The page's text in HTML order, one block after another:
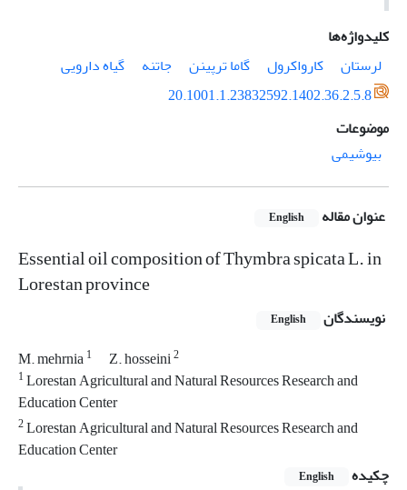
کلیدواژه‌ها
لرستان
کارواکرول گاما ترپینن جاتنه
گیاه دارویی
20.1001.1.23832592.1402.36.2.5.8
موضوعات
بیوشیمی
عنوان مقاله English
Essential oil composition of Thymbra spicata L. in
Lorestan province
نویسندگان English
M. mehrnia1 Z. hosseini2
1Lorestan Agricultural and Natural Resources Research and
Education Center
2Lorestan Agricultural and Natural Resources Research and
Education Center
چکیده
English